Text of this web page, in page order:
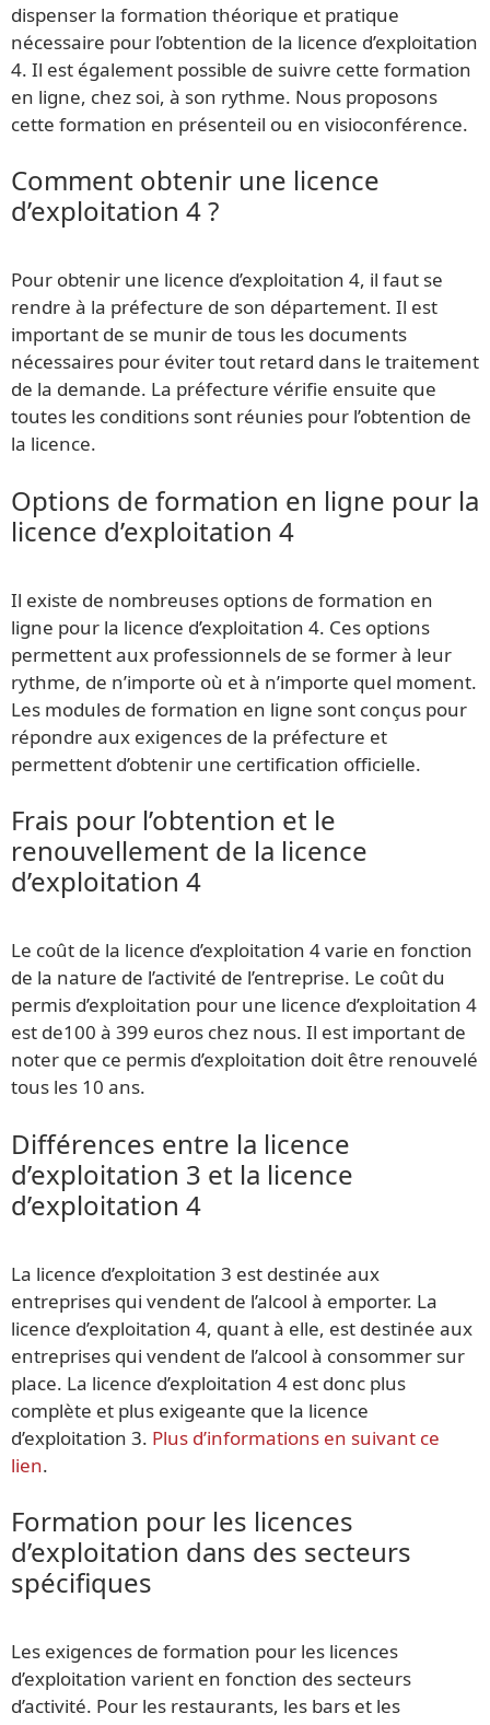
dispenser la formation théorique et pratique
nécessaire pour l’obtention de la licence d’exploitation
4. Il est également possible de suivre cette formation
en ligne, chez soi, à son rythme. Nous proposons
cette formation en présenteil ou en visioconférence.
Comment obtenir une licence
d’exploitation 4 ?
Pour obtenir une licence d’exploitation 4, il faut se
rendre à la préfecture de son département. Il est
important de se munir de tous les documents
nécessaires pour éviter tout retard dans le traitement
de la demande. La préfecture vérifie ensuite que
toutes les conditions sont réunies pour l’obtention de
la licence.
Options de formation en ligne pour la
licence d’exploitation 4
Il existe de nombreuses options de formation en
ligne pour la licence d’exploitation 4. Ces options
permettent aux professionnels de se former à leur
rythme, de n’importe où et à n’importe quel moment.
Les modules de formation en ligne sont conçus pour
répondre aux exigences de la préfecture et
permettent d’obtenir une certification officielle.
Frais pour l’obtention et le
renouvellement de la licence
d’exploitation 4
Le coût de la licence d’exploitation 4 varie en fonction
de la nature de l’activité de l’entreprise. Le coût du
permis d’exploitation pour une licence d’exploitation 4
est de100 à 399 euros chez nous. Il est important de
noter que ce permis d’exploitation doit être renouvelé
tous les 10 ans.
Différences entre la licence
d’exploitation 3 et la licence
d’exploitation 4
La licence d’exploitation 3 est destinée aux
entreprises qui vendent de l’alcool à emporter. La
licence d’exploitation 4, quant à elle, est destinée aux
entreprises qui vendent de l’alcool à consommer sur
place. La licence d’exploitation 4 est donc plus
complète et plus exigeante que la licence
d’exploitation 3. Plus d’informations en suivant ce
lien.
Formation pour les licences
d’exploitation dans des secteurs
spécifiques
Les exigences de formation pour les licences
d’exploitation varient en fonction des secteurs
d’activité. Pour les restaurants, les bars et les